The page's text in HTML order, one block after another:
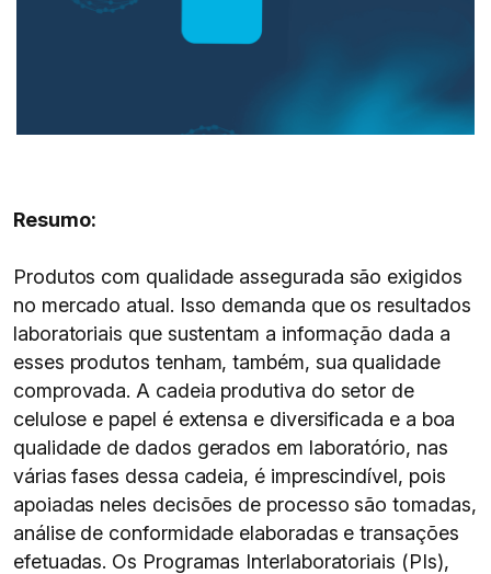
Resumo:
Produtos com qualidade assegurada são exigidos
no mercado atual. Isso demanda que os resultados
laboratoriais que sustentam a informação dada a
esses produtos tenham, também, sua qualidade
comprovada. A cadeia produtiva do setor de
celulose e papel é extensa e diversificada e a boa
qualidade de dados gerados em laboratório, nas
várias fases dessa cadeia, é imprescindível, pois
apoiadas neles decisões de processo são tomadas,
análise de conformidade elaboradas e transações
efetuadas. Os Programas Interlaboratoriais (PIs),